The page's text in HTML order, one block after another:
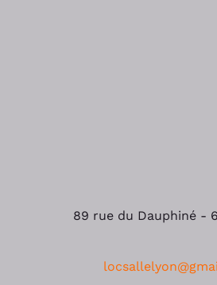
89 rue du Dauphiné -